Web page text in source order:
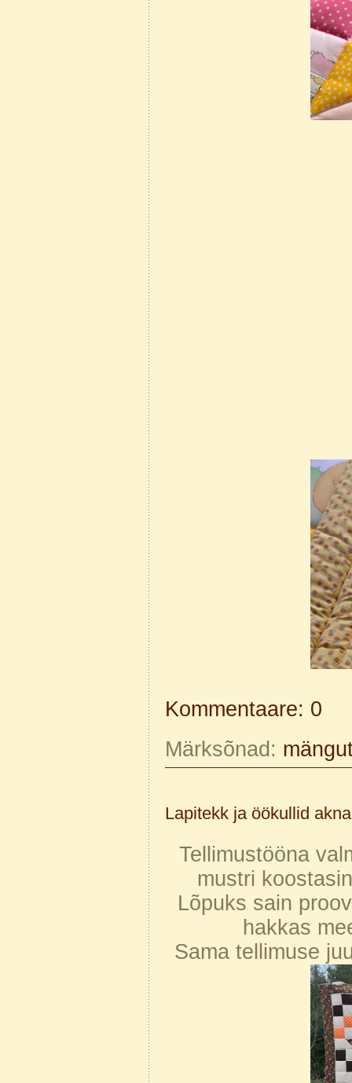
Kommentaare: 0
Märksõnad:
Lapitekk ja öökullid
Tellimustööna
mustri
Lõpuks sain
hakkas
Sama tellimuse